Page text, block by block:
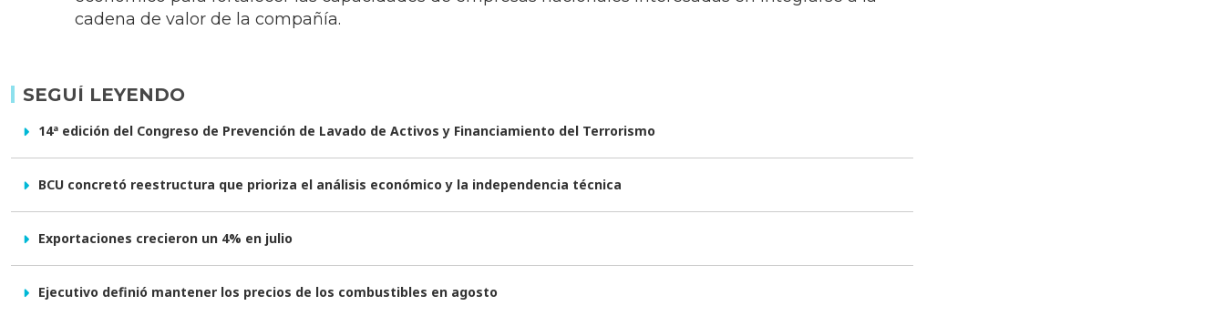
cadena de valor de la compañía.
SEGUÍ LEYENDO
14ª edición del Congreso de Prevención de Lavado de Activos y Financiamiento del Terrorismo
BCU concretó reestructura que prioriza el análisis económico y la independencia técnica
Exportaciones crecieron un 4% en julio
Ejecutivo definió mantener los precios de los combustibles en agosto